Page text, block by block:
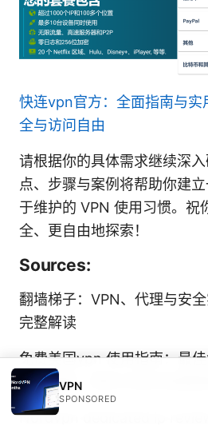
快连vpn官方：全面指南与实
全与访问自由
请根据你的具体需求继续深
点、步骤与案例将帮助你建
于维护的 VPN 使用习惯。祝
全、更自由地探索！
Sources:
翻墙梯子：VPN、代理与安
完整解读
免费美国vpn 使用指南：最
比、速度、隐私与绕过地理限
Nordvpn dedicated ip
VPN
SPONSORED